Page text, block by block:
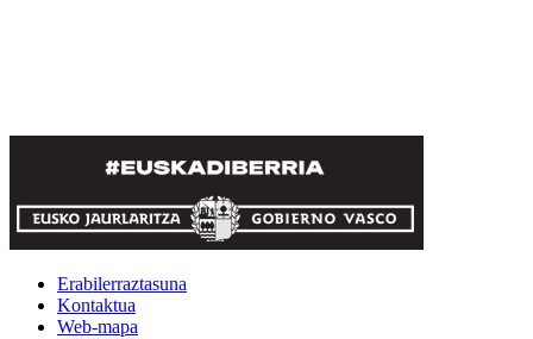
Erabilerraztasuna
Kontaktua
Web-mapa